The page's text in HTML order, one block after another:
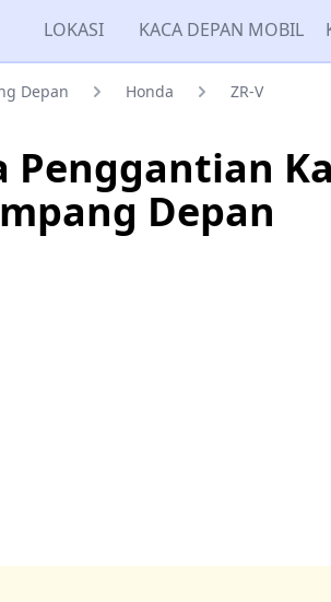
LOKASI KACA DEPAN MOBIL
Depan Honda ZR-V
Penggantian
Depan